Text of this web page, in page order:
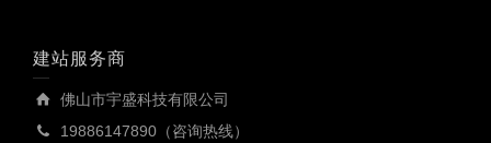
建站服务商
佛山市宇盛科技有限公司
19886147890（咨询热线）